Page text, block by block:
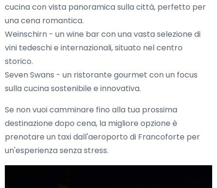
cucina con vista panoramica sulla città, perfetto per
una cena romantica.
Weinschirn - un wine bar con una vasta selezione di
vini tedeschi e internazionali, situato nel centro
storico.
Seven Swans - un ristorante gourmet con un focus
sulla cucina sostenibile e innovativa.
Se non vuoi camminare fino alla tua prossima
destinazione dopo cena, la migliore opzione è
prenotare un taxi dall'aeroporto di Francoforte per
un'esperienza senza stress.